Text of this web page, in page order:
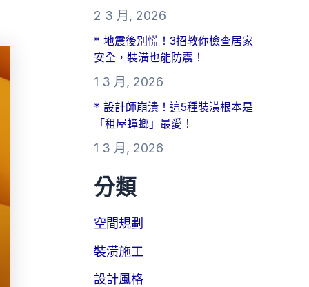
2 3 月, 2026
* 地震後別慌！3招教你檢查居家
安全，裝潢也能防震！
1 3 月, 2026
* 設計師崩潰！這5種裝潢根本是
「租屋蟑螂」最愛！
1 3 月, 2026
分類
空間規劃
裝潢施工
設計風格